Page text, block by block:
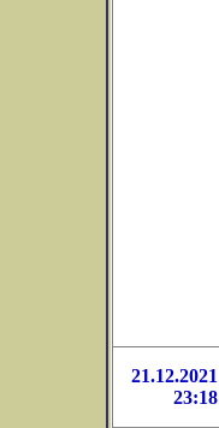
21.12.2021
23:18